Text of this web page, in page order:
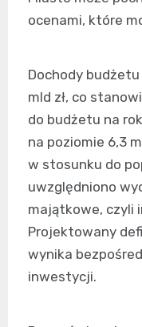
ocenami, które
Dochody
mld zł, co
do budżetu na
na poziomie 6,3
w stosunku do
uwzględniono
majątkowe, czyli
Projektowany
wynika
inwestycji.